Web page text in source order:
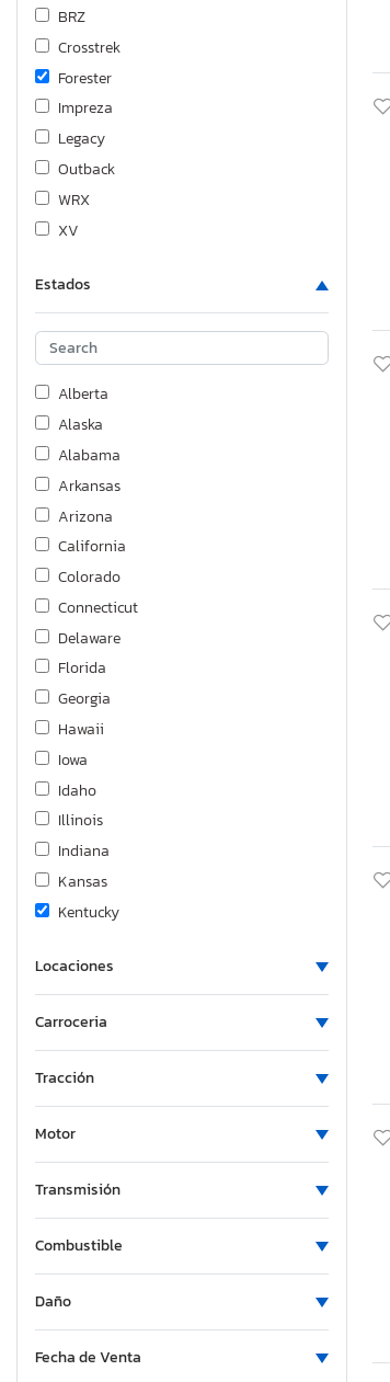
BRZ
Crosstrek
Forester
Impreza
Legacy
Outback
WRX
XV
Estados
Alberta
Alaska
Alabama
Arkansas
Arizona
California
Colorado
Connecticut
Delaware
Florida
Georgia
Hawaii
Iowa
Idaho
Illinois
Indiana
Kansas
Kentucky
Massachusetts
Maine
Missouri
Montana
New Brunswick
North Carolina
North Dakota
Nebraska
New Hampshire
New Jersey
Locaciones
Carroceria
Tracción
Motor
Transmisión
Combustible
Daño
Fecha de Venta